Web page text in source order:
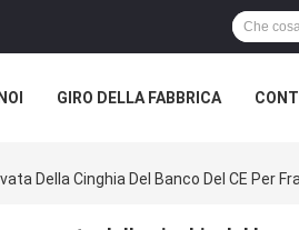
GIRO DELLA FABBRICA
Della Cinghia Del Banco Del CE Per